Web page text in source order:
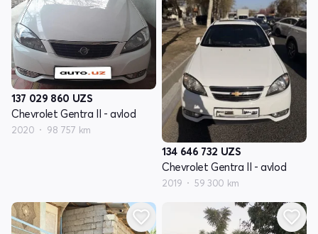
137 029 860 UZS
Chevrolet Gentra II - avlod
2020 98 757 km
134 646 732 UZS
Chevrolet Gentra II - avlod
2019 59 300 km